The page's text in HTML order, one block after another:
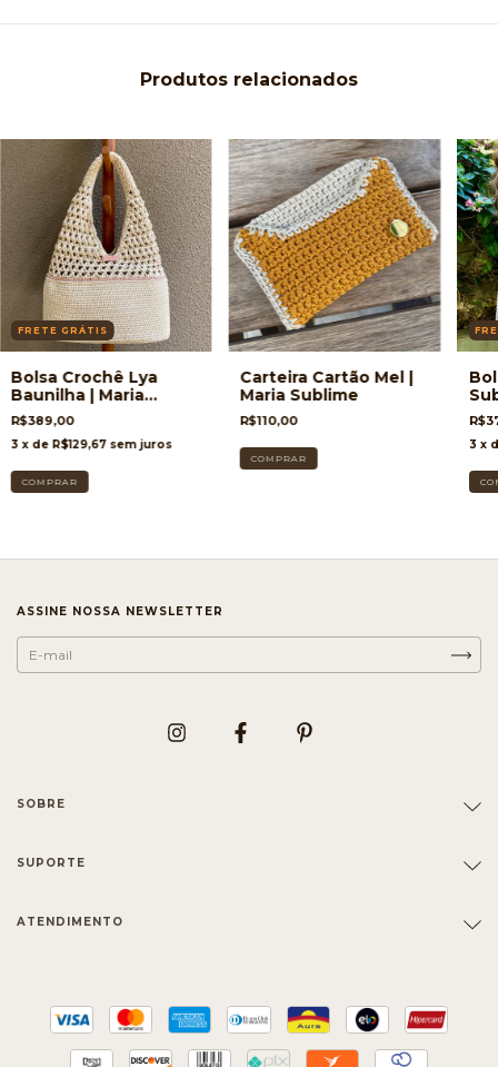
Produtos relacionados
FRETE GRÁTIS
Bolsa Crochê Lya
Baunilha | Maria
Sublime
R$389,00
3 x de R$129,67 sem juros
Carteira Cartão Mel |
Maria Sublime
R$110,00
3 x
ASSINE NOSSA NEWSLETTER
SOBRE
SUPORTE
ATENDIMENTO